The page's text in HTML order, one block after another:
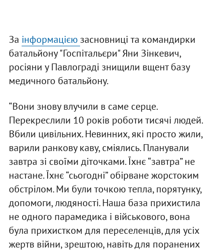
За інформацією засновниці та командирки
батальйону "Госпітальєри" Яни Зінкевич,
росіяни у Павлограді знищили вщент базу
медичного батальйону.
“Вони знову влучили в саме серце.
Перекреслили 10 років роботи тисячі людей.
Вбили цивільних. Невинних, які просто жили,
варили ранкову каву, сміялись. Планували
завтра зі своїми діточками. Їхнє “завтра” не
настане. Їхнє “сьогодні” обірване жорстоким
обстрілом. Ми були точкою тепла, порятунку,
допомоги, людяності. Наша база прихистила
не одного парамедика і військового, вона
була прихистком для переселенців, для усіх
жертв війни, зрештою, навіть для поранених